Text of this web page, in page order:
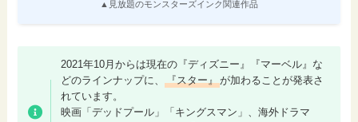
▲見放題のモンスターズインク関連作品
2021年10月からは現在の『ディズニー』『マーベル』な
どのラインナップに、
『スター』が加わることが発表さ
れています。
映画「デッドプール」「キングスマン」、海外ドラマ